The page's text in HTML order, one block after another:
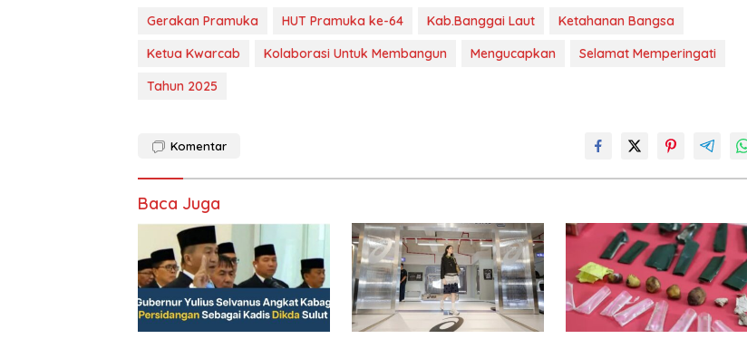
Gerakan Pramuka HUT Pramuka ke-64 Kab.Banggai Laut
Ketahanan Bangsa
Ketua Kwarcab
Kolaborasi Untuk Membangun Mengucapkan
Selamat Memperingati
Tahun 2025
Komentar
Baca Juga